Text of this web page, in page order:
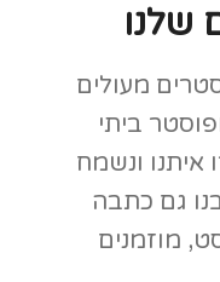
שלנו
מעולים
ביתי
ונשמח
גם כתבה
מוזמנים